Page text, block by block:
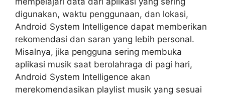
digunakan, waktu penggunaan, dan lokasi,
Android System Intelligence dapat memberikan
rekomendasi dan saran yang lebih personal.
Misalnya, jika pengguna sering membuka
aplikasi musik saat berolahraga di pagi hari,
Android System Intelligence akan
merekomendasikan playlist musik yang sesuai